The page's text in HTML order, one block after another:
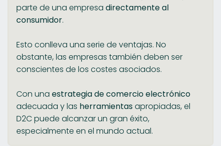
parte de una empresa directamente al
consumidor.
Esto conlleva una serie de ventajas. No
obstante, las empresas también deben ser
conscientes de los costes asociados.
Con una estrategia de comercio electrónico
adecuada y las herramientasapropiadas, el
D2C puede alcanzar un gran éxito,
especialmente en el mundo actual.